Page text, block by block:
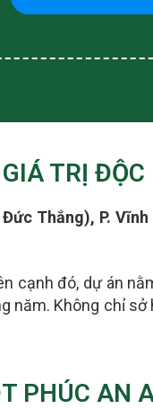
TRỊ ĐỘC
Thắng), P. Vĩnh
cạnh đó, dự án
năm. Không chỉ sở
PHÚC AN